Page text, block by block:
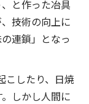
と作った冶具
技術の向上に
連鎖」となっ
こしたり、日焼
しかし人間に